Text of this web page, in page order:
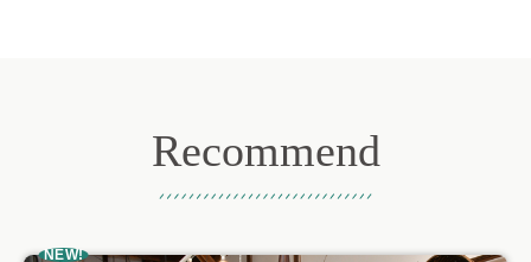
Recommend
NEW!